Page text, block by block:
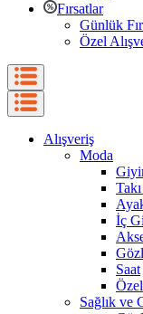
Fırsatlar
Günlük
Özel
Alışveriş
Moda
İç
Saat
Sağlık ve